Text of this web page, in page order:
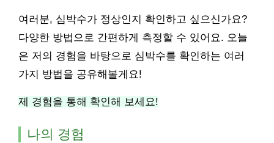
여러분, 심박수가 정상인지 확인하고 싶으신가요?
다양한 방법으로 간편하게 측정할 수 있어요. 오늘
은 저의 경험을 바탕으로 심박수를 확인하는 여러
가지 방법을 공유해볼게요!
제 경험을 통해 확인해 보세요!
나의 경험